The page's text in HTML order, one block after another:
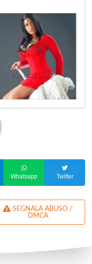
Whatsapp Twitter
DMCA